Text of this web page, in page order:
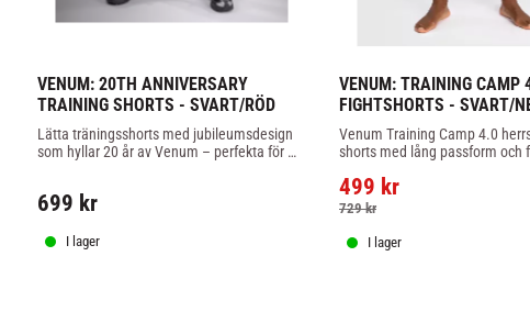
VENUM: 20TH ANNIVERSARY
TRAINING SHORTS - SVART/RÖD
Lätta träningsshorts med jubileumsdesign
som hyllar 20 år av Venum – perfekta för
699 kr
I lager
VENUM: TRAINING CAMP
FIGHTSHORTS - SVART/
Venum Training Camp 4.0
shorts med lång passform och
499 kr
729kr
I lager